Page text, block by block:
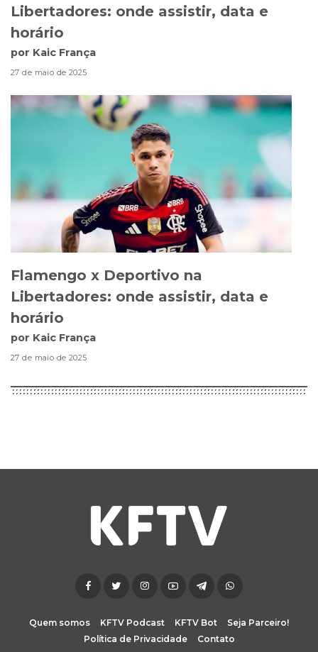
Libertadores: onde assistir, data e
horário
por Kaic França
27 de maio de 2025
Flamengo x Deportivo na
Libertadores: onde assistir, data e
horário
por Kaic França
27 de maio de 2025
Quem somos KFTV Podcast KFTV Bot
Seja Parceiro!
Política de Privacidade
Contato